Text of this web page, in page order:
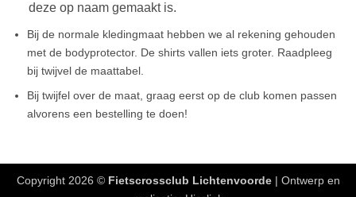
deze op naam gemaakt is.
Bij de normale kledingmaat hebben we al rekening gehouden
met de bodyprotector. De shirts vallen iets groter. Raadpleeg
bij twijvel de maattabel.
Bij twijfel over de maat, graag eerst op de club komen passen
alvorens een bestelling te doen!
Copyright 2026 © Fietscrossclub Lichtenvoorde | Ontwerp en